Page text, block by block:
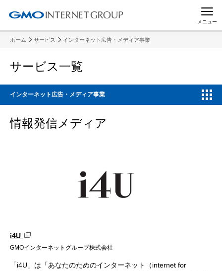
メニュー
ホーム サービス インターネット広告・メディア事業
サービス一覧
インターネット広告・メディア事業
情報発信メディア
i4U
GMOインターネットグループ株式会社
「i4U」は「あなたのためのインターネット（internet for